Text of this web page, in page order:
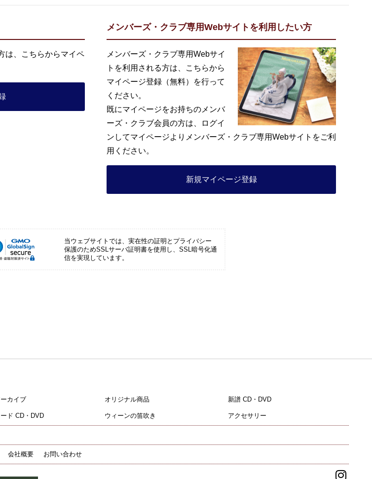
は、こちらからマイペ
メンバーズ・クラブ専用Webサイトを利用したい方
メンバーズ・クラブ専用Webサイ
トを利用される方は、こちらから
マイページ登録（無料）を行って
ください。
既にマイページをお持ちのメンバ
ーズ・クラブ会員の方は、ログイ
ンしてマイページよりメンバーズ・クラブ専用Webサイトをご利
用ください。
新規マイページ登録
当ウェブサイトでは、実在性の証明とプライバシー
保護のためSSLサーバ証明書を使用し、SSL暗号化通
信を実現しています。
カイブ オリジナル商品 新譜 CD・DVD
ド CD・DVD ウィーンの笛吹き アクセサリー
会社概要 お問い合わせ